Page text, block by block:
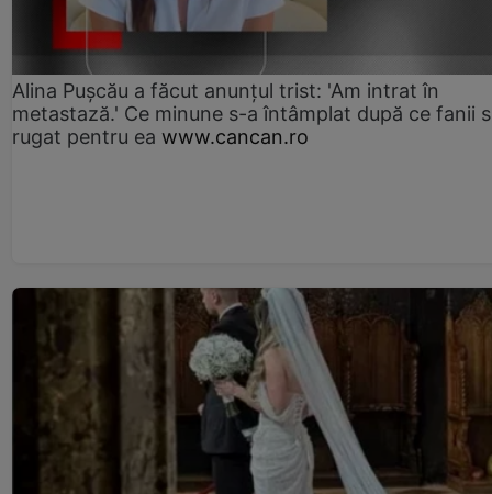
Alina Pușcău a făcut anunțul trist: 'Am intrat în
metastază.' Ce minune s-a întâmplat după ce fanii
rugat pentru ea www.cancan.ro